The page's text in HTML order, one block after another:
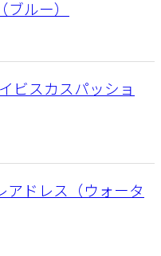
ルー）
ビスカスパッショ
アドレス（ウォータ